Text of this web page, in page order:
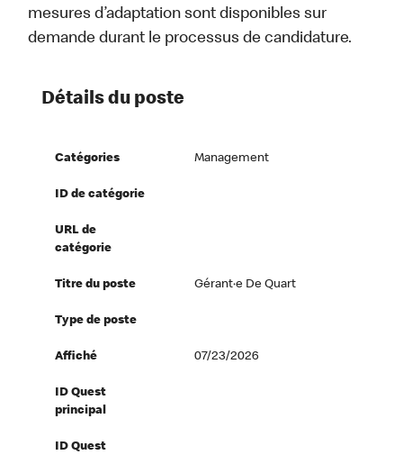
mesures d’adaptation sont disponibles sur
demande durant le processus de candidature.
Détails du poste
Catégories Management
ID de catégorie
URL de
catégorie
Titre du poste Gérant·e De Quart
Type de poste
Affiché 07/23/2026
ID Quest
principal
ID Quest